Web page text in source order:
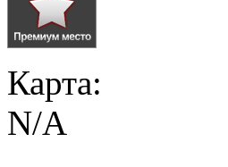
Карта:
N/A